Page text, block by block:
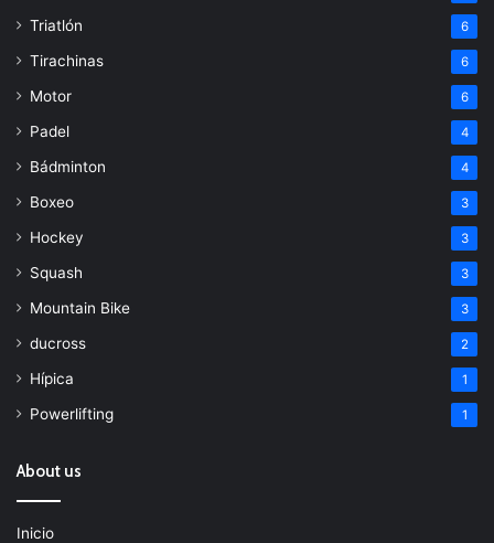
Triatlón 6
Tirachinas 6
Motor 6
Padel 4
Bádminton 4
Boxeo 3
Hockey 3
Squash 3
Mountain Bike 3
ducross 2
Hípica 1
Powerlifting 1
About us
Inicio